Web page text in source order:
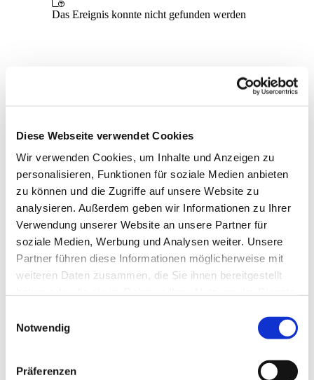
Diese Webseite verwendet Cookies
Wir verwenden Cookies, um Inhalte und Anzeigen zu
personalisieren, Funktionen für soziale Medien anbieten
zu können und die Zugriffe auf unsere Website zu
analysieren. Außerdem geben wir Informationen zu Ihrer
Verwendung unserer Website an unsere Partner für
soziale Medien, Werbung und Analysen weiter. Unsere
Partner führen diese Informationen möglicherweise mit
weiteren Daten zusammen, die Sie ihnen bereitgestellt
Notwendig
Präferenzen
Dies könnte Sie auch
interessieren